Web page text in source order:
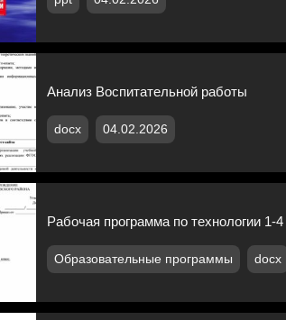
Анализ Воспитательной работы
docx 04.02.2026
Рабочая программа по технологии
Образовательные программы docx